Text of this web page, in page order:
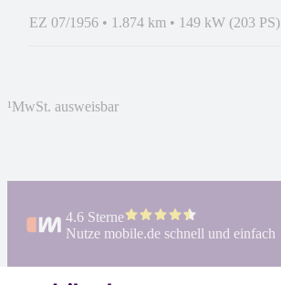
EZ 07/1956 • 1.874 km • 149 kW (203 PS)
¹MwSt. ausweisbar
4.6 Sterne
Nutze mobile.de schnell und einfach